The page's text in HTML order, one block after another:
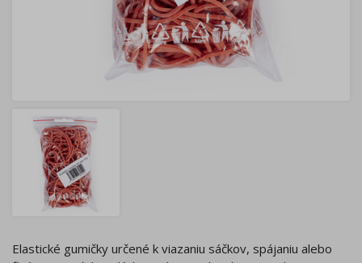
Elastické gumičky určené k viazaniu sáčkov, spájaniu alebo